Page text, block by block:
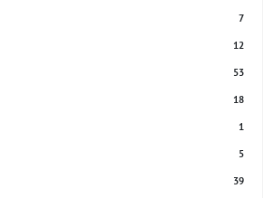
7
12
53
18
1
5
39